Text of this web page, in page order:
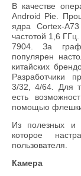
В качестве
Android Pie.
ядра Cortex-
частотой 1,6
7904. За
популярен
китайских
Разработчики
3/32, 4/64. Для
есть
помощью
Из полезных и
которое
пользователя.
Камера